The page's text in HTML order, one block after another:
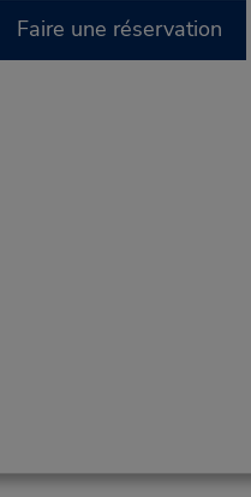
Faire une réservation